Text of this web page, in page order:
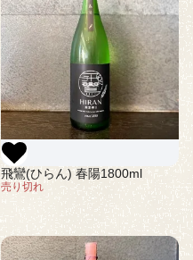
飛鸞(ひらん) 春陽1800ml
売り切れ